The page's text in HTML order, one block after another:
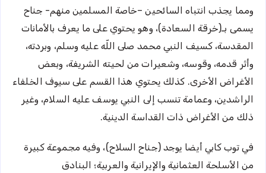
ومما يجذب انتباه السائحين –خاصة المسلمين منهم- جناح
يسمى بـ(خرقة السعادة)، وهو يحتوي على ما يعرف بالأمانات
المقدسة، كسيف النبي محمد صلى اللّه عليه وسلم، وبردته،
وأثر قدمه، وقوسه، وشعيرات من لحيته الشريفة، وبعض
الأغراض الأخرى. كذلك يحتوي هذا القسم على سيوف الخلفاء
الراشدين، وعمامة تنسب إلى النبي يوسف عليه السلام، وغير
ذلك من الأغراض ذات القداسة الدينية.
في توب كابي أيضا يوجد (جناح السلاح)، وفيه مجموعة كبيرة
من الأسلحة العثمانية والإيرانية والعربية؛ البنادق